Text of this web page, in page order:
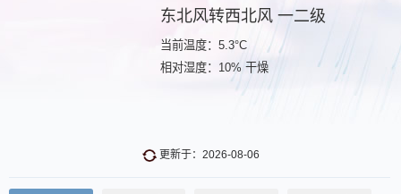
东北风转西北风 一二级
当前温度：5.3°C
相对湿度：10% 干燥
更新于：2026-08-06